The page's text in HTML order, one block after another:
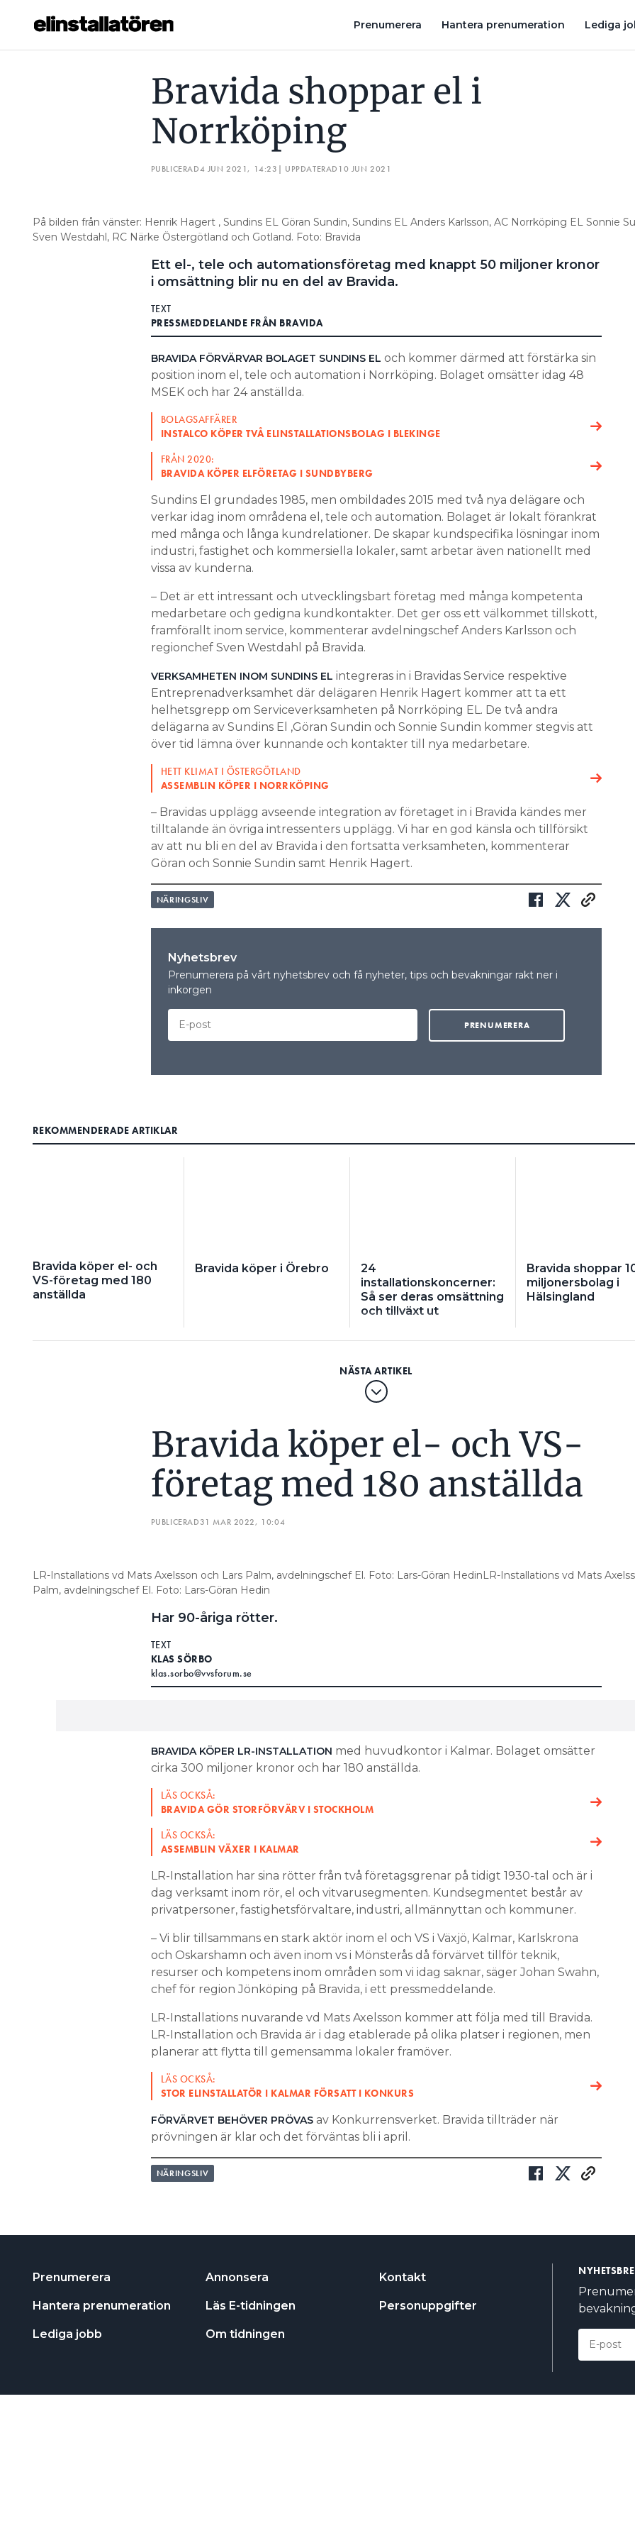
Prenumerera Hantera prenumeration Lediga
Hantera prenumeration
Läs E-tidningen
Bravida shoppar el i
Norrköping
PUBLICERAD4 JUN 2021, 14:23 | UPPDATERAD 10 JUN 2021
På bilden från vänster: Henrik Hagert , Sundins EL Göran Sundin, Sundins EL Anders Karlsson, AC Norrköping EL Sonnie
Sven Westdahl, RC Närke Östergötland och Gotland. Foto: Bravida
Ett el-, tele och automationsföretag med knappt 50 miljoner kronor
i omsättning blir nu en del av Bravida.
TEXT
PRESSMEDDELANDE FRÅN BRAVIDA
BRAVIDA FÖRVÄRVAR BOLAGET SUNDINS EL och kommer därmed att förstärka sin
position inom el, tele och automation i Norrköping. Bolaget omsätter idag 48
MSEK och har 24 anställda.
BOLAGSAFFÄRER
INSTALCO KÖPER TVÅ ELINSTALLATIONSBOLAG I BLEKINGE
FRÅN 2020:
BRAVIDA KÖPER ELFÖRETAG I SUNDBYBERG
Sundins El grundades 1985, men ombildades 2015 med två nya delägare och
verkar idag inom områdena el, tele och automation. Bolaget är lokalt förankrat
med många och långa kundrelationer. De skapar kundspecifika lösningar inom
industri, fastighet och kommersiella lokaler, samt arbetar även nationellt med
vissa av kunderna.
– Det är ett intressant och utvecklingsbart företag med många kompetenta
medarbetare och gedigna kundkontakter. Det ger oss ett välkommet tillskott,
framförallt inom service, kommenterar avdelningschef Anders Karlsson och
regionchef Sven Westdahl på Bravida.
VERKSAMHETEN INOM SUNDINS EL integreras in i Bravidas Service respektive
Entreprenadverksamhet där delägaren Henrik Hagert kommer att ta ett
helhetsgrepp om Serviceverksamheten på Norrköping EL. De två andra
delägarna av Sundins El ,Göran Sundin och Sonnie Sundin kommer stegvis att
över tid lämna över kunnande och kontakter till nya medarbetare.
HETT KLIMAT I ÖSTERGÖTLAND
ASSEMBLIN KÖPER I NORRKÖPING
– Bravidas upplägg avseende integration av företaget in i Bravida kändes mer
tilltalande än övriga intressenters upplägg. Vi har en god känsla och tillförsikt
av att nu bli en del av Bravida i den fortsatta verksamheten, kommenterar
Göran och Sonnie Sundin samt Henrik Hagert.
NÄRINGSLIV
Nyhetsbrev
Prenumerera på vårt nyhetsbrev och få nyheter, tips och bevakningar rakt ner i
inkorgen
REKOMMENDERADE ARTIKLAR
Bravida köper el- och
VS-företag med 180
anställda
Bravida köper i Örebro
24
installationskoncerner:
Så ser deras omsättning
och tillväxt ut
Bravida shoppar
miljonersbolag i
Hälsingland
Bravida köper el- och VS-
företag med 180 anställda
PUBLICERAD31 MAR 2022, 10:04
LR-Installations vd Mats Axelsson och Lars Palm, avdelningschef El. Foto: Lars-Göran HedinLR-Installations vd Mats
Palm, avdelningschef El. Foto: Lars-Göran Hedin
Har 90-åriga rötter.
TEXT
KLAS SÖRBO
klas.sorbo@vvsforum.se
BRAVIDA KÖPER LR-INSTALLATION med huvudkontor i Kalmar. Bolaget omsätter
cirka 300 miljoner kronor och har 180 anställda.
LÄS OCKSÅ:
BRAVIDA GÖR STORFÖRVÄRV I STOCKHOLM
LÄS OCKSÅ:
ASSEMBLIN VÄXER I KALMAR
LR-Installation har sina rötter från två företagsgrenar på tidigt 1930-tal och är i
dag verksamt inom rör, el och vitvarusegmenten. Kundsegmentet består av
privatpersoner, fastighetsförvaltare, industri, allmännyttan och kommuner.
– Vi blir tillsammans en stark aktör inom el och VS i Växjö, Kalmar, Karlskrona
och Oskarshamn och även inom vs i Mönsterås då förvärvet tillför teknik,
resurser och kompetens inom områden som vi idag saknar, säger Johan Swahn,
chef för region Jönköping på Bravida, i ett pressmeddelande.
LR-Installations nuvarande vd Mats Axelsson kommer att följa med till Bravida.
LR-Installation och Bravida är i dag etablerade på olika platser i regionen, men
planerar att flytta till gemensamma lokaler framöver.
LÄS OCKSÅ:
STOR ELINSTALLATÖR I KALMAR FÖRSATT I KONKURS
FÖRVÄRVET BEHÖVER PRÖVASav Konkurrensverket. Bravida tillträder när
prövningen är klar och det förväntas bli i april.
NÄRINGSLIV
BRAVIDA SHOPPAR EL I NORRKÖPING BRAVIDA KÖPER EL- OCH VS-FÖRETAG MED 180 ANSTÄLLDA BRAVIDA KÖPER I
Prenumerera
Hantera prenumeration
Lediga jobb
Annonsera
Läs E-tidningen
Om tidningen
Kontakt
Personuppgifter